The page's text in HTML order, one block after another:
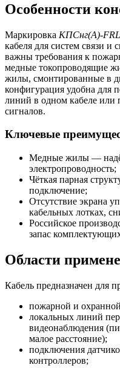
Особенности
Маркировка КПСнг(А)-
кабеля для систем связи и
важны требования к
медные токопроводящие
жилы, смонтированные в
конфигурация удобна для
линий в одном кабеле или
сигналов.
Ключевые
Медные жилы —
электропроводность;
Чёткая парная
подключение;
Отсутствие экрана
кабельных лотках,
Российское
запас
Области
Кабель предназначен для
пожарной и
локальных линий
видеонаблюдения
малое расстояние);
подключения
контроллеров;